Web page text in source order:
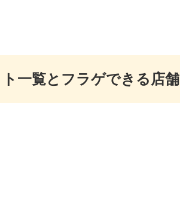
一覧とフラゲできる店舗